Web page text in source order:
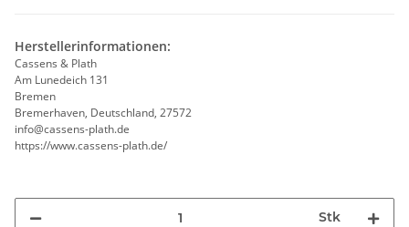
Herstellerinformationen:
Cassens & Plath
Am Lunedeich 131
Bremen
Bremerhaven, Deutschland, 27572
info@cassens-plath.de
https://www.cassens-plath.de/
Stk